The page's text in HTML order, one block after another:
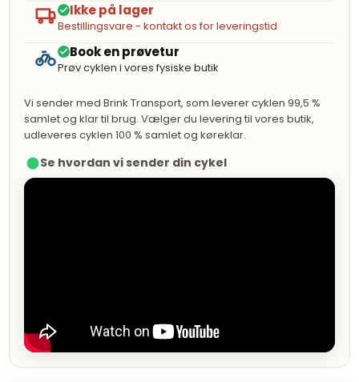
Ikke på lager
Bestillingsvare - kontakt os for leveringstid
Book en prøvetur
Prøv cyklen i vores fysiske butik
Vi sender med Brink Transport, som leverer cyklen 99,5 %
samlet og klar til brug. Vælger du levering til vores butik,
udleveres cyklen 100 % samlet og køreklar.
Se hvordan vi sender din cykel